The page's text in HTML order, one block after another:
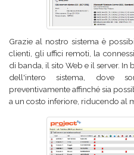
Grazie al nostro sistema è
clienti, gli uffici remoti, la
di banda, il sito Web e il server.
dell'intero sistema, dove
preventivamente affinché sia
a un costo inferiore, riducendo al